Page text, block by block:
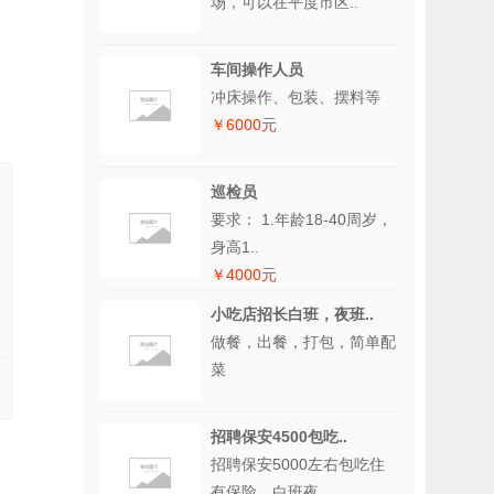
车间操作人员
冲床操作、包装、摆料等
￥6000元
巡检员
要求： 1.年龄18-40周岁，
身高1..
￥4000元
小吃店招长白班，夜班..
做餐，出餐，打包，简单配
菜
招聘保安4500包吃..
招聘保安5000左右包吃住